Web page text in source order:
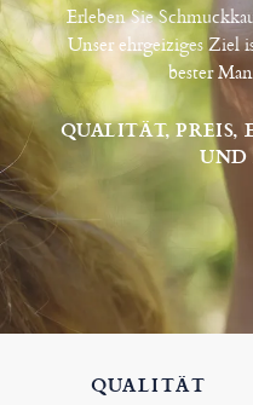
Erleben Sie
Unser ehrgeiziges Ziel
bester
QUALITÄT, PREIS,
UND
QUALITÄT